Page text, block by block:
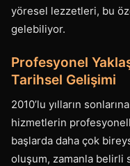
yöresel lezzetleri, bu
gelebiliyor.
Profesyonel
Tarihsel Gelişimi
2010’lu yılların
hizmetlerin
başlarda daha çok
oluşum, zamanla belirli